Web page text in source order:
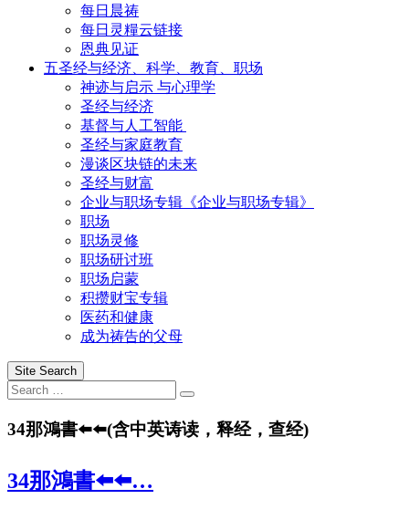
每日晨祷
每日灵糧云链接
恩典见证
五圣经与经济、科学、教育、职场
神迹与启示 与心理学
圣经与经济
基督与人工智能
圣经与家庭教育
漫谈区块链的未来
圣经与财富
企业与职场专辑《企业与职场专辑》
职场
职场灵修
职场研讨班
职场启蒙
积攒财宝专辑
医药和健康
成为祷告的父母
Site Search
Search
for:
Search
34那鴻書⬅️⬅️(含中英诪读，释经，查经)️
34那鴻書⬅️⬅️…